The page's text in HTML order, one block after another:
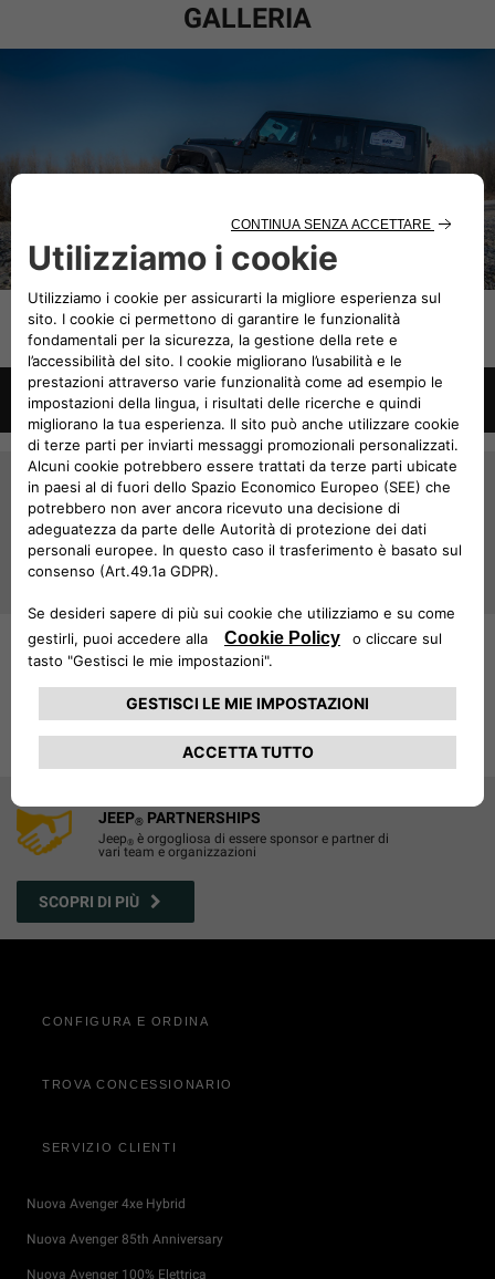
GALLERIA
TUTTI GLI EVENTI
JEEP NEWSLETTER
Iscriviti per ricevere gli ultimi aggiornamenti relativi
agli eventi Jeep®
ISCRIVITI
TEST DRIVE
vicina
SCOPRI DI PIÙ
JEEP® PARTNERSHIPS
Jeep® è orgogliosa di essere sponsor e partner di
vari team e organizzazioni
SCOPRI DI PIÙ
CONFIGURA E ORDINA
TROVA CONCESSIONARIO
SERVIZIO CLIENTI
Nuova Avenger 4xe Hybrid
Nuova Avenger 85th Anniversary
Nuova Avenger 100% Elettrica